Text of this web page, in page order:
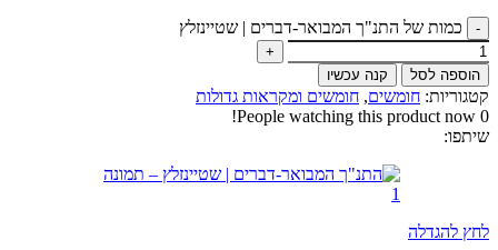
כמות של התנ"ך המבואר-דברים | שטיינזלץ
הוספה לסל קנה עכשיו
קטגוריות: חומשים, חומשים ומקראות גדולות
0
People watching this product now!
שיתפו:
לחץ להגדלה